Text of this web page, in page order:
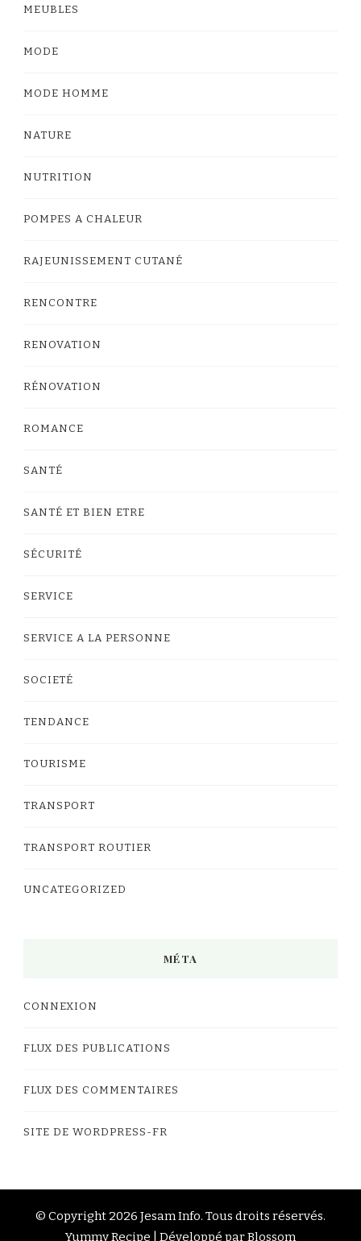
MEUBLES
MODE
MODE HOMME
NATURE
NUTRITION
POMPES A CHALEUR
RAJEUNISSEMENT CUTANÉ
RENCONTRE
RENOVATION
RÉNOVATION
ROMANCE
SANTÉ
SANTÉ ET BIEN ETRE
SÉCURITÉ
SERVICE
SERVICE A LA PERSONNE
SOCIETÉ
TENDANCE
TOURISME
TRANSPORT
TRANSPORT ROUTIER
UNCATEGORIZED
MÉTA
CONNEXION
FLUX DES PUBLICATIONS
FLUX DES COMMENTAIRES
SITE DE WORDPRESS-FR
© Copyright 2026 Jesam Info. Tous droits réservés.
Yummy Recipe | Développé parBlossom